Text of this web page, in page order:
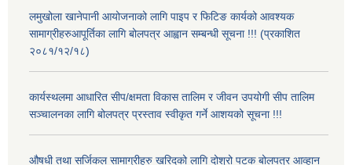
लमुखोला खानेपानी आयोजनाको लागि पाइप र फिटिङ कार्यको आवश्यक
सामाग्रीहरुआपूर्तिका लागि बोलपत्र आह्वान सम्बन्धी सूचना !!! (प्रकाशित
२०८१/१२/१८)
कार्यस्थलमा आधारित सीप/क्षमता विकास तालिम र जीवन उपयोगी सीप तालिम
सञ्चालनका लागि बोलपत्र प्रस्ताव स्वीकृत गर्ने आशयको सूचना !!!
औषधी तथा सर्जिकल सामाग्रीहरु खरिदको लागि दोश्रो पटक बोलपत्र आव्हान